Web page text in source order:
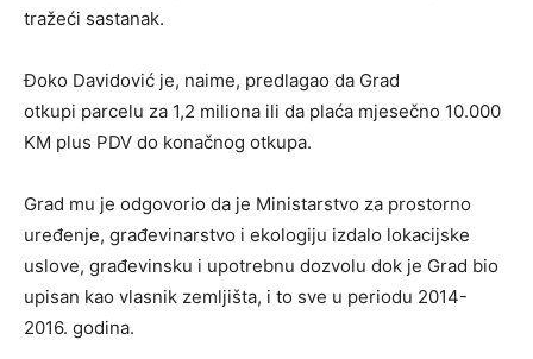
tražeći sastanak.
Đoko Davidović je, naime, predlagao da Grad
otkupi parcelu za 1,2 miliona ili da plaća mjesečno 10.000
KM plus PDV do konačnog otkupa.
Grad mu je odgovorio da je Ministarstvo za prostorno
uređenje, građevinarstvo i ekologiju izdalo lokacijske
uslove, građevinsku i upotrebnu dozvolu dok je Grad bio
upisan kao vlasnik zemljišta, i to sve u periodu 2014-
2016. godina.